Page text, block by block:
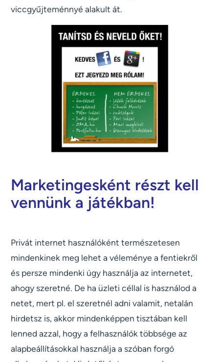
viccgyűjteménnyé alakult át.
Marketingesként részt kell
vennünk a játékban!
Privát internet használóként természetesen
mindenkinek meg lehet a véleménye a fentiekről
és persze mindenki úgy használja az internetet,
ahogy szeretné. De ha üzleti céllal is használod a
netet, mert pl. el szeretnél adni valamit, netalán
hirdetsz is, akkor mindenképpen tisztában kell
lenned azzal, hogy a felhasználók többsége az
alapbeállításokkal használja a szóban forgó